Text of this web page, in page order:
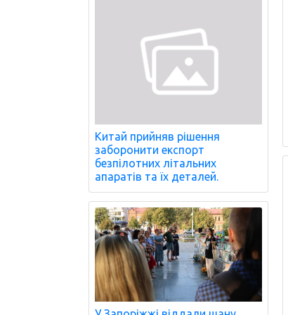
Китай прийняв рішення
заборонити експорт
безпілотних літальних
апаратів та їх деталей.